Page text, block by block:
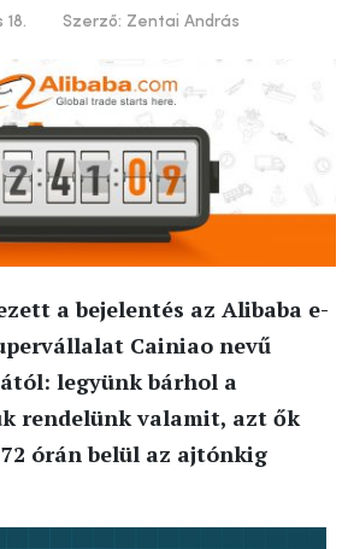
18. Szerző: Zentai András
a bejelentés az Alibaba e-
Cainiao nevű
legyünk bárhol a
rendelünk valamit, azt ők
órán belül az ajtónkig